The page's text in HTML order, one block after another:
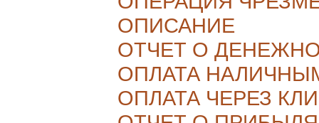
ОПИСАНИЕ
ОТЧЕТ О
ОПЛАТА
ОПЛАТА ЧЕРЕЗ